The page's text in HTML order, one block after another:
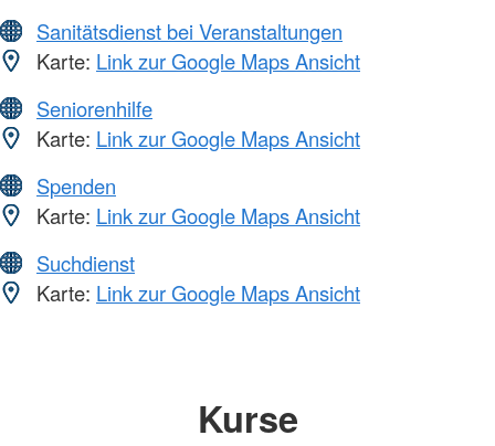
Sanitätsdienst bei Veranstaltungen
Karte: Link zur Google Maps Ansicht
Seniorenhilfe
Karte: Link zur Google Maps Ansicht
Spenden
Karte: Link zur Google Maps Ansicht
Suchdienst
Karte: Link zur Google Maps Ansicht
Kurse